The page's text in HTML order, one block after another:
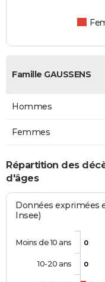
Famille GAUSSENS
Hommes
Femmes
Répartition des
d'âges
Données exprimées
Insee)
0
0
Moins de 10 ans
10-20 ans